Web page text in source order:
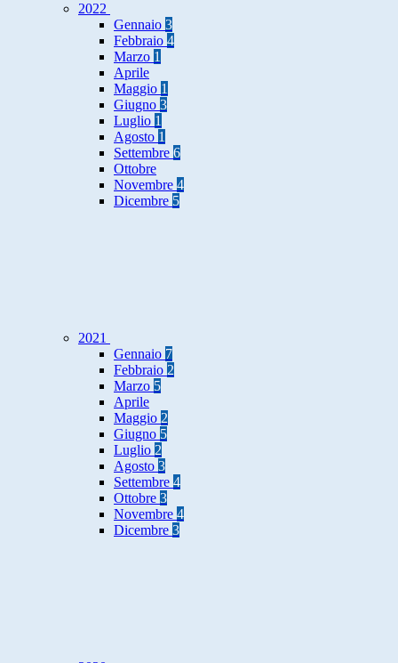
2022
Gennaio 3
Febbraio 4
Marzo 1
Aprile
Maggio 1
Giugno 3
Luglio 1
Agosto 1
Settembre 6
Ottobre
Novembre 4
Dicembre 5
2021
Gennaio 7
Febbraio 2
Marzo 5
Aprile
Maggio 2
Giugno 5
Luglio 2
Agosto 3
Settembre 4
Ottobre 3
Novembre 4
Dicembre 3